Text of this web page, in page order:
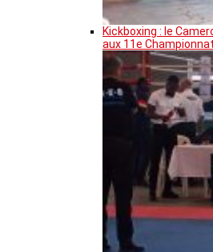
Kickboxing : le
aux 11e